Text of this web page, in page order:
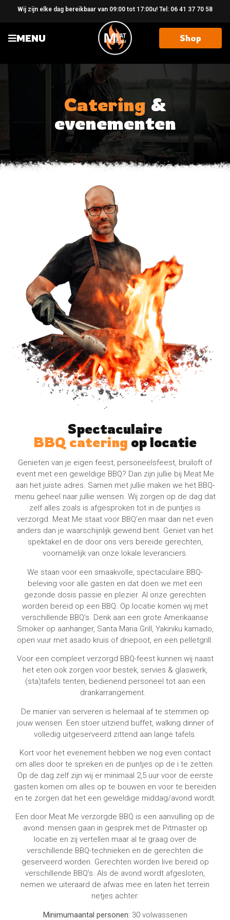
Wij zijn elke dag bereikbaar van 09:00 tot 17:00u! Tel: 06 41 37 70 58
MENU Shop
Catering &
evenementen
Spectaculaire
BBQ catering op locatie
Genieten van je eigen feest, personeelsfeest, bruiloft of
event met een geweldige BBQ? Dan zijn jullie bij Meat Me
aan het juiste adres. Samen met jullie maken we het BBQ-
menu geheel naar jullie wensen. Wij zorgen op de dag dat
zelf alles zoals is afgesproken tot in de puntjes is
verzorgd. Meat Me staat voor BBQ’en maar dan net even
anders dan je waarschijnlijk gewend bent. Geniet van het
spektakel en de door ons vers bereide gerechten,
voornamelijk van onze lokale leveranciers.
We staan voor een smaakvolle, spectaculaire BBQ-
beleving voor alle gasten en dat doen we met een
gezonde dosis passie en plezier. Al onze gerechten
worden bereid op een BBQ. Op locatie komen wij met
verschillende BBQ’s. Denk aan een grote Amerikaanse
Smoker op aanhanger, Santa Maria Grill, Yakiniku kamado,
open vuur met asado kruis of driepoot, en een pelletgrill.
Voor een compleet verzorgd BBQ-feest kunnen wij naast
het eten ook zorgen voor bestek, servies & glaswerk,
(sta)tafels tenten, bedienend personeel tot aan een
drankarrangement.
De manier van serveren is helemaal af te stemmen op
jouw wensen. Een stoer uitziend buffet, walking dinner of
volledig uitgeserveerd zittend aan lange tafels.
Kort voor het evenement hebben we nog even contact
om alles door te spreken en de puntjes op de i te zetten.
Op de dag zelf zijn wij er minimaal 2,5 uur voor de eerste
gasten komen om alles op te bouwen en voor te bereiden
en te zorgen dat het een geweldige middag/avond wordt.
Een door Meat Me verzorgde BBQ is een aanvulling op de
avond: mensen gaan in gesprek met de Pitmaster op
locatie en zij vertellen maar al te graag over de
verschillende BBQ-technieken en de gerechten die
geserveerd worden. Gerechten worden live bereid op
verschillende BBQ’s. Als de avond wordt afgesloten,
nemen we uiteraard de afwas mee en laten het terrein
netjes achter.
Minimumaantal personen: 30 volwassenen